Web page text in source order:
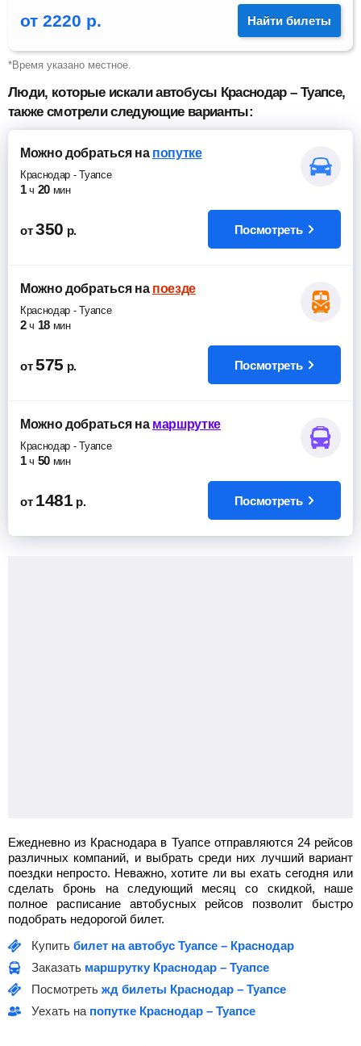
от 2220 р. Найти билеты
*Время указано местное.
Люди, которые искали автобусы Краснодар – Туапсе,
также смотрели следующие варианты:
Можно добратьсяна попутке
Краснодар -Туапсе
1 ч 20 мин
от 350 р. Посмотреть
Можно добратьсяна поезде
Краснодар -Туапсе
2 ч 18 мин
от 575 р. Посмотреть
Можно добратьсяна маршрутке
Краснодар -Туапсе
1 ч 50 мин
от 1481 р. Посмотреть
Ежедневно из Краснодара в Туапсе отправляются 24 рейсов
различных компаний, и выбрать среди них лучший вариант
поездки непросто. Неважно, хотите ли вы ехать сегодня или
сделать бронь на следующий месяц со скидкой, наше
полное расписание автобусных рейсов позволит быстро
подобрать недорогой билет.
Купить билет на автобус Туапсе – Краснодар
Заказать маршрутку Краснодар – Туапсе
Посмотреть жд билеты Краснодар – Туапсе
Уехать на попутке Краснодар – Туапсе